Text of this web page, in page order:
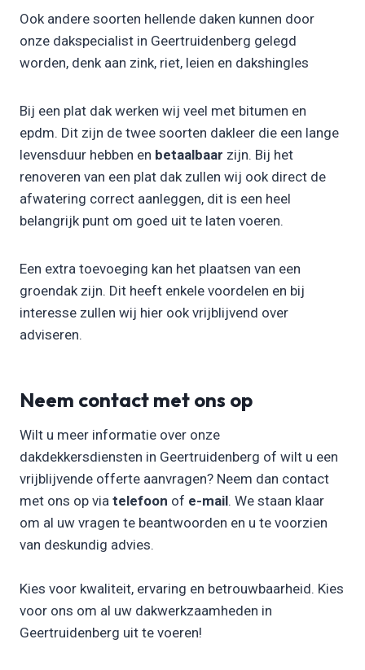
Ook andere soorten hellende daken kunnen door
onze dakspecialist in Geertruidenberg gelegd
worden, denk aan zink, riet, leien en dakshingles
Bij een plat dak werken wij veel met bitumen en
epdm. Dit zijn de twee soorten dakleer die een lange
levensduur hebben en betaalbaar zijn. Bij het
renoveren van een plat dak zullen wij ook direct de
afwatering correct aanleggen, dit is een heel
belangrijk punt om goed uit te laten voeren.
Een extra toevoeging kan het plaatsen van een
groendak zijn. Dit heeft enkele voordelen en bij
interesse zullen wij hier ook vrijblijvend over
adviseren.
Neem contact met ons op
Wilt u meer informatie over onze
dakdekkersdiensten in Geertruidenberg of wilt u een
vrijblijvende offerte aanvragen? Neem dan contact
met ons op via telefoon of e-mail. We staan klaar
om al uw vragen te beantwoorden en u te voorzien
van deskundig advies.
Kies voor kwaliteit, ervaring en betrouwbaarheid. Kies
voor ons om al uw dakwerkzaamheden in
Geertruidenberg uit te voeren!